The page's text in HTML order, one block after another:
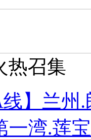
热召集
线】兰
一湾.莲